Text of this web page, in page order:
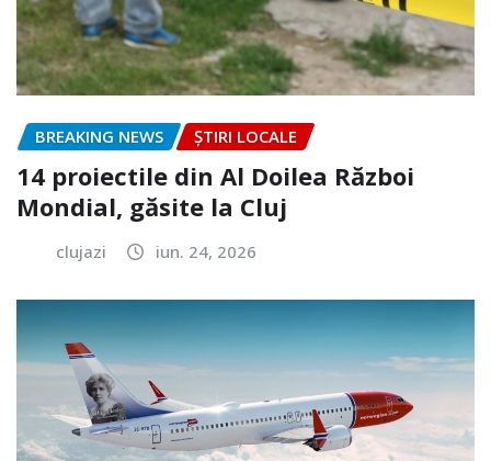
BREAKING NEWS ȘTIRI LOCALE
14 proiectile din Al Doilea Război
Mondial, găsite la Cluj
clujazi iun. 24, 2026